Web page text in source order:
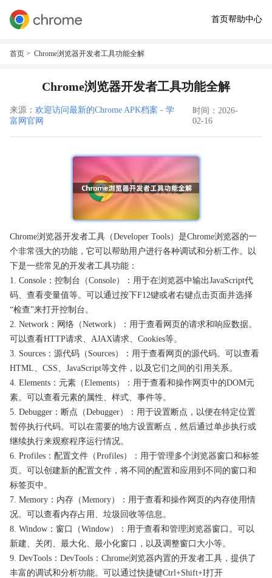
首页帮助中心
首页 > Chrome浏览器开发者工具功能全解
Chrome浏览器开发者工具功能全解
来源： 欢迎访问最新的Chrome APK档案 - 学
富网官网
时间：2026-
02-16
Chrome浏览器开发者工具（Developer Tools）是Chrome浏览器的一
个非常强大的功能，它可以帮助用户进行各种调试和分析工作。以
下是一些常见的开发者工具功能：
1. Console：控制台（Console）：用于在浏览器中输出JavaScript代
码、查看变量值等。可以通过按下F12键或者右键点击页面并选择
“检查”来打开控制台。
2. Network：网络（Network）：用于查看网页的请求和响应数据。
可以查看HTTP请求、AJAX请求、Cookies等。
3. Sources：源代码（Sources）：用于查看网页的源代码。可以查看
HTML、CSS、JavaScript等文件，以及它们之间的引用关系。
4. Elements：元素（Elements）：用于查看和操作网页中的DOM元
素。可以查看元素的属性、样式、事件等。
5. Debugger：断点（Debugger）：用于设置断点，以便在特定位置
暂停执行代码。可以在需要的地方设置断点，然后通过单步执行或
继续执行来观察程序运行情况。
6. Profiles：配置文件（Profiles）：用于管理多个浏览器窗口和标签
页。可以创建新的配置文件，将不同的配置和应用到不同的窗口和
标签页中。
7. Memory：内存（Memory）：用于查看和操作网页的内存使用情
况。可以查看内存占用、垃圾回收等信息。
8. Window：窗口（Window）：用于查看和管理浏览器窗口。可以
新建、关闭、最大化、最小化窗口，以及调整窗口大小等。
9. DevTools：DevTools：Chrome浏览器内置的开发者工具，提供了
丰富的调试和分析功能。可以通过快捷键Ctrl+Shift+I打开